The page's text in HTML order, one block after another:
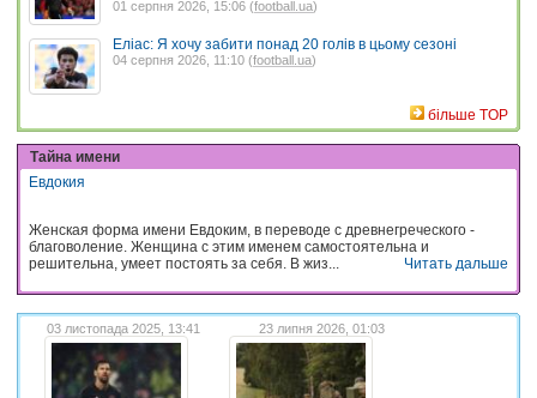
01 серпня 2026, 15:06 (football.ua)
Еліас: Я хочу забити понад 20 голів в цьому сезоні
04 серпня 2026, 11:10 (football.ua)
більше TOP
Тайна имени
Евдокия
Женская форма имени Евдоким, в переводе с древнегреческого -
благоволение. Женщина с этим именем самостоятельна и
решительна, умеет постоять за себя. В жиз...
Читать дальше
03 листопада 2025, 13:41 23 липня 2026, 01:03